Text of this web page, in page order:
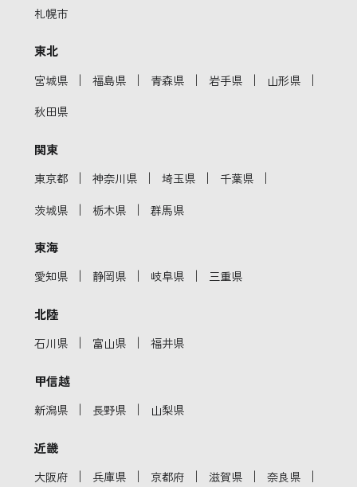
札幌市
東北
宮城県 ｜ 福島県 ｜ 青森県 ｜ 岩手県 ｜ 山形県 ｜
秋田県
関東
東京都 ｜ 神奈川県 ｜ 埼玉県 ｜ 千葉県 ｜
茨城県 ｜ 栃木県 ｜ 群馬県
東海
愛知県 ｜ 静岡県 ｜ 岐阜県 ｜ 三重県
北陸
石川県 ｜ 富山県 ｜ 福井県
甲信越
新潟県 ｜ 長野県 ｜ 山梨県
近畿
大阪府 ｜ 兵庫県 ｜ 京都府 ｜ 滋賀県 ｜ 奈良県 ｜